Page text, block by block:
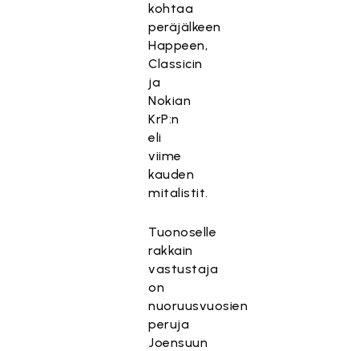
kohtaa
peräjälkeen
Happeen,
Classicin
ja
Nokian
KrP:n
eli
viime
kauden
mitalistit.
Tuonoselle
rakkain
vastustaja
on
nuoruusvuosien
peruja
Joensuun